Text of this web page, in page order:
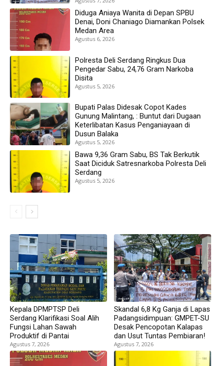
Diduga Aniaya Wanita di Depan SPBU
Denai, Doni Chaniago Diamankan Polsek
Medan Area
Agustus 6, 2026
Polresta Deli Serdang Ringkus Dua
Pengedar Sabu, 24,76 Gram Narkoba
Disita
Agustus 5, 2026
Bupati Palas Didesak Copot Kades
Gunung Malintang, : Buntut dari Dugaan
Keterlibatan Kasus Penganiayaan di
Dusun Balaka
Agustus 5, 2026
Bawa 9,36 Gram Sabu, BS Tak Berkutik
Saat Diciduk Satresnarkoba Polresta Deli
Serdang
Agustus 5, 2026
Kepala DPMPTSP Deli
Serdang Klarifikasi Soal Alih
Fungsi Lahan Sawah
Produktif di Pantai
Agustus 7, 2026
Skandal 6,8 Kg Ganja di Lapas
Padangsidimpuan: GMPET-SU
Desak Pencopotan Kalapas
dan Usut Tuntas Pembiaran!
Agustus 7, 2026